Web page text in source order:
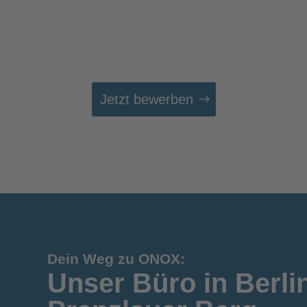
Jetzt bewerben
Dein Weg zu ONOX:
Unser Büro in